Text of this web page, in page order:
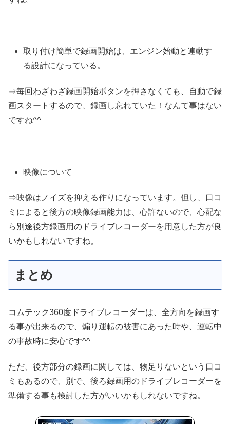
取り付け簡単で録画開始は、エンジン始動と連動す
る設計になっている。
⇒毎回わざわざ録画開始ボタンを押さなくても、自動で録
画スタートするので、録画し忘れていた！なんて事はない
ですね^^
映像について
⇒映像はノイズを抑える作りになっています。 但し、口コ
ミによると後方の映像録画能力は、心許ないので、心配な
ら別途後方録画用のドライブレコーダーを用意した方が良
いかもしれないですね。
まとめ
コムテック360度ドライブレコーダーは、全方向を録画す
る事が出来るので、煽り運転の被害にあった時や、運転中
の事故時に安心です^^
ただ、後方部分の録画に関しては、物足りないという口コ
ミもあるので、別で、後ろ録画用のドライブレコーダーを
準備する事も検討した方がいいかもしれないですね。